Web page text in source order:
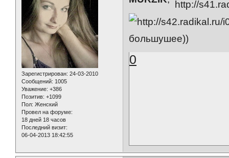
Зарегистрирован: 24-03-2010
Сообщений: 1005
Уважение: +386
Позитив: +1099
Пол: Женский
Провел на форуме:
18 дней 18 часов
Последний визит:
06-04-2013 18:42:55
большушее))
0